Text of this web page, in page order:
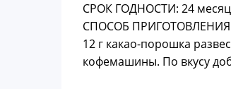
СРОК ГОДНОСТИ: 24
СПОСОБ
12 г какао-порошка
кофемашины. По вкусу